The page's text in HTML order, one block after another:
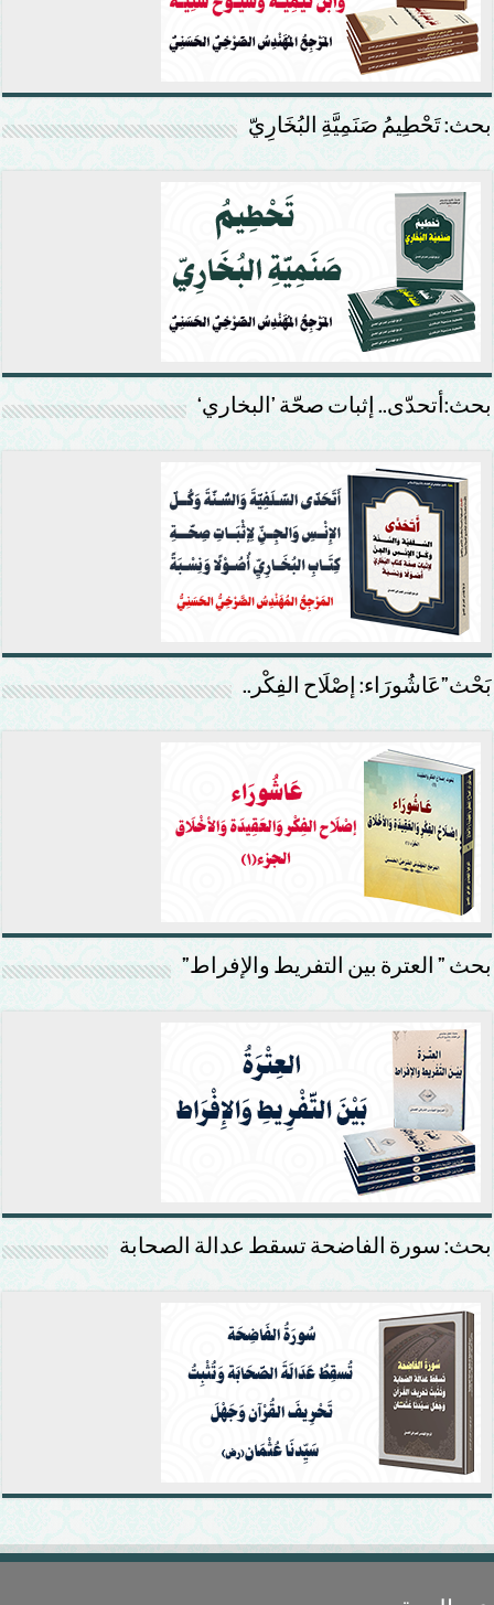
بحث: تَحْطِيمُ صَنَمِيَّةِ البُخَارِيّ
بحث:أتحدّى.. إثبات صحّة ’البخاري‘
بَحْث”عَاشُورَاء: إصْلَاح الفِكْر..
بحث ” العترة بين التفريط والإفراط”
بحث: سورة الفاضحة تسقط عدالة الصحابة